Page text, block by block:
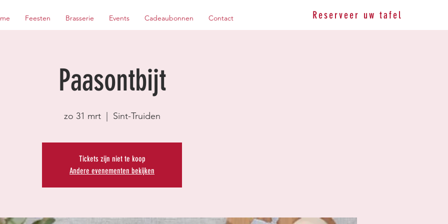
Feesten Brasserie Events Cadeaubonnen Contact Reserveer uw tafel
Paasontbijt
zo 31 mrt
  |
Sint-Truiden
Tickets zijn niet te koop
Andere evenementen bekijken